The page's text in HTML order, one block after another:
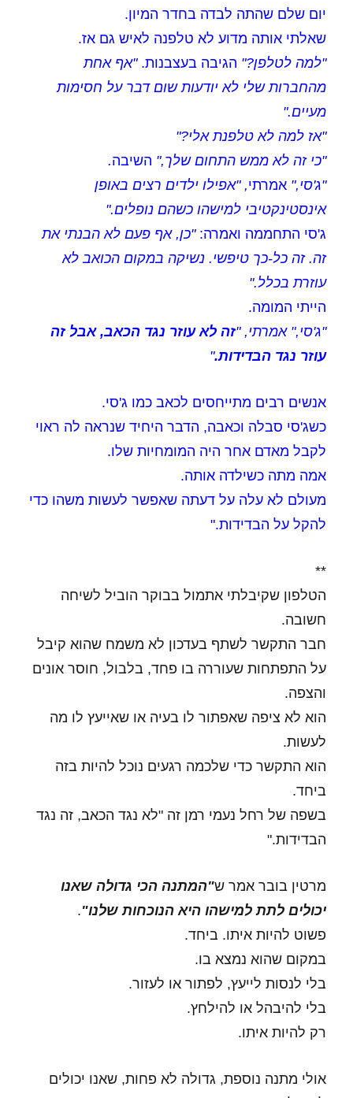
יום שלם שהתה לבדה בחדר המיון.
שאלתי אותה מדוע לא טלפנה לאיש גם אז.
"למה לטלפן?" הגיבה בעצבנות. "אף אחת
מהחברות שלי לא יודעות שום דבר על חסימות
מעיים."
"אז למה לא טלפנת אלי?"
"כי זה לא ממש התחום שלך," השיבה.
"ג'סי,"אמרתי, "אפילו ילדים רצים באופן
אינסטינקטיבי למישהו כשהם נופלים."
ג'סי התחממה ואמרה: "כן, אף פעם לא הבנתי את
זה. זה כל-כך טיפשי. נשיקה במקום הכואב לא
עוזרת בכלל."
הייתי המומה.
"ג'סי," אמרתי, "זה לא עוזר נגד הכאב, אבל זה
עוזר נגד הבדידות."
אנשים רבים מתייחסים לכאב כמו ג'סי.
כשג'סי סבלה וכאבה, הדבר היחיד שנראה לה ראוי
לקבל מאדם אחר היה המומחיות שלו.
אמה מתה כשילדה אותה.
מעולם לא עלה על דעתה שאפשר לעשות משהו כדי
להקל על הבדידות."
**
הטלפון שקיבלתי אתמול בבוקר הוביל לשיחה
חשובה.
חבר התקשר לשתף בעדכון לא משמח שהוא קיבל
על התפתחות שעוררה בו פחד, בלבול, חוסר אונים
והצפה.
הוא לא ציפה שאפתור לו בעיה או שאייעץ לו מה
לעשות.
הוא התקשר כדי שלכמה רגעים נוכל להיות בזה
ביחד.
בשפה של רחל נעמי רמן זה "לא נגד הכאב, זה נגד
הבדידות."
מרטין בובר אמר ש"המתנה הכי גדולה שאנו
יכולים לתת למישהו היא הנוכחות שלנו".
פשוט להיות איתו. ביחד.
במקום שהוא נמצא בו.
בלי לנסות לייעץ, לפתור או לעזור.
בלי להיבהל או להילחץ.
רק להיות איתו.
אולי מתנה נוספת, גדולה לא פחות, שאנו יכולים